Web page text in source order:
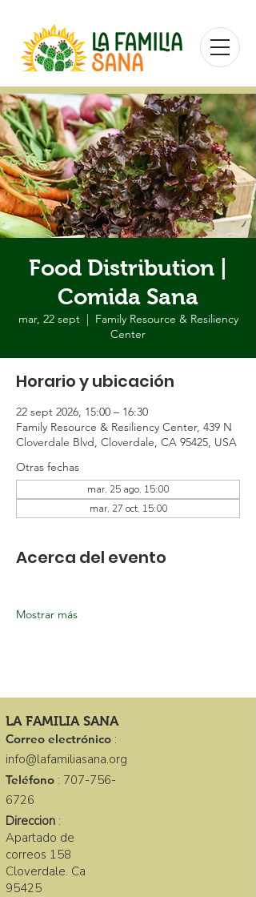
Food Distribution |
Comida Sana
mar, 22 sept
  |
Family Resource & Resiliency
Center
Horario y ubicación
22 sept 2026, 15:00 – 16:30
Family Resource & Resiliency Center, 439 N
Cloverdale Blvd, Cloverdale, CA 95425, USA
Otras fechas
mar, 25 ago, 15:00
mar, 27 oct, 15:00
Acerca del evento
Mostrar más
LA FAMILIA SANA
Correo electrónico :
info@lafamiliasana.org
Teléfono : 707-756-
6726
Direccion :
Apartado de
correos 158
Cloverdale. Ca
95425